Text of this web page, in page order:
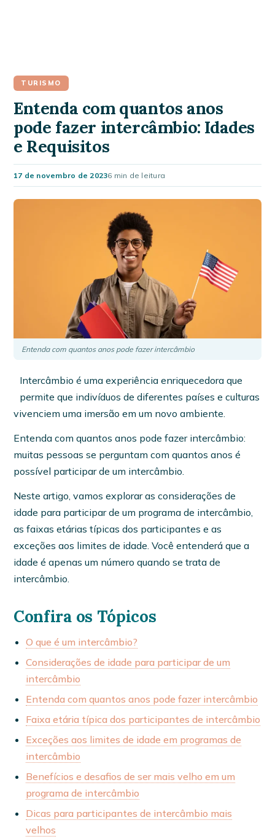
TURISMO
Entenda com quantos anos
pode fazer intercâmbio: Idades
e Requisitos
17 de novembro de 20236 min de leitura
Entenda com quantos anos pode fazer intercâmbio
Intercâmbio é uma experiência enriquecedora que
permite que indivíduos de diferentes países e culturas
vivenciem uma imersão em um novo ambiente.
Entenda com quantos anos pode fazer intercâmbio:
muitas pessoas se perguntam com quantos anos é
possível participar de um intercâmbio.
Neste artigo, vamos explorar as considerações de
idade para participar de um programa de intercâmbio,
as faixas etárias típicas dos participantes e as
exceções aos limites de idade. Você entenderá que a
idade é apenas um número quando se trata de
intercâmbio.
Confira os Tópicos
O que é um intercâmbio?
Considerações de idade para participar de um
intercâmbio
Entenda com quantos anos pode fazer intercâmbio
Faixa etária típica dos participantes de intercâmbio
Exceções aos limites de idade em programas de
intercâmbio
Benefícios e desafios de ser mais velho em um
programa de intercâmbio
Dicas para participantes de intercâmbio mais
velhos